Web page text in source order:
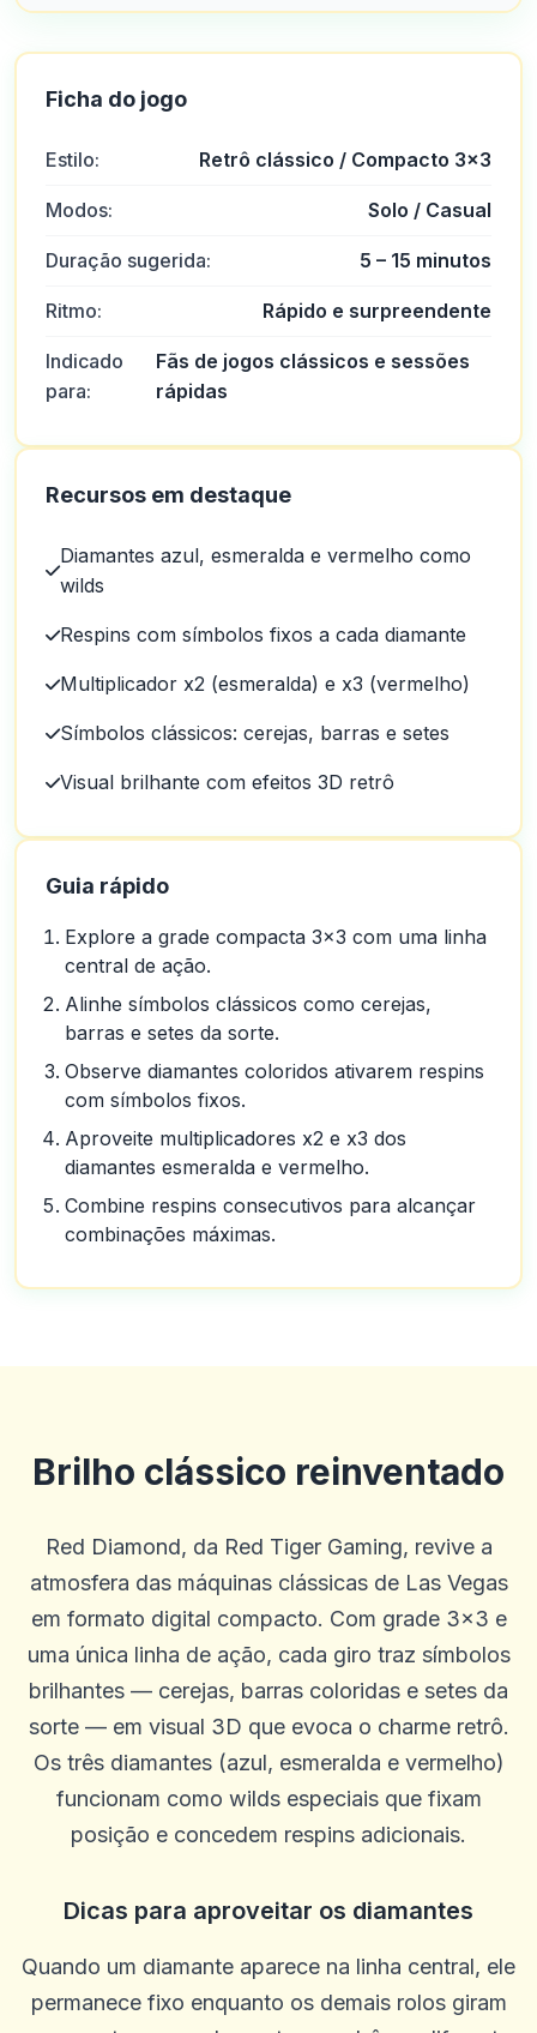
Ficha do jogo
Estilo: Retrô clássico / Compacto 3×3
Modos: Solo / Casual
Duração sugerida: 5 – 15 minutos
Ritmo: Rápido e surpreendente
Indicado
para:
Fãs de jogos clássicos e sessões
rápidas
Recursos em destaque
Diamantes azul, esmeralda e vermelho como
wilds
Respins com símbolos fixos a cada diamante
Multiplicador x2 (esmeralda) e x3 (vermelho)
Símbolos clássicos: cerejas, barras e setes
Visual brilhante com efeitos 3D retrô
Guia rápido
Explore a grade compacta 3×3 com uma linha
central de ação.
Alinhe símbolos clássicos como cerejas,
barras e setes da sorte.
Observe diamantes coloridos ativarem respins
com símbolos fixos.
Aproveite multiplicadores x2 e x3 dos
diamantes esmeralda e vermelho.
Combine respins consecutivos para alcançar
combinações máximas.
Brilho clássico reinventado
Red Diamond, da Red Tiger Gaming, revive a
atmosfera das máquinas clássicas de Las Vegas
em formato digital compacto. Com grade 3×3 e
uma única linha de ação, cada giro traz símbolos
brilhantes — cerejas, barras coloridas e setes da
sorte — em visual 3D que evoca o charme retrô.
Os três diamantes (azul, esmeralda e vermelho)
funcionam como wilds especiais que fixam
posição e concedem respins adicionais.
Dicas para aproveitar os diamantes
Quando um diamante aparece na linha central, ele
permanece fixo enquanto os demais rolos giram
Denzel Smith
2025-10-22 03:17:19
Equipe de suporte útil. Bônus decentes. A IU ao vivo e geral é um
pouco ruim e eles poderiam oferecer mais linhas e opções de
2025-10-15 07:14:12
jogo.